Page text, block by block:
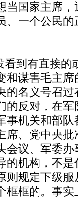
当国家主席
、一个公民
到有直接的
和谋害毛主
的名义号召
的反对，在
事机关和部
、党中央批
会议、军委
的机构，不是
则规定下级
框框的。事